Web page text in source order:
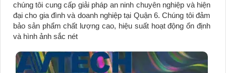
chúng tôi cung cấp giải pháp an ninh chuyên nghiệp và hiện
đại cho gia đình và doanh nghiệp tại Quận 6. Chúng tôi đảm
bảo sản phẩm chất lượng cao, hiệu suất hoạt động ổn định
và hình ảnh sắc nét